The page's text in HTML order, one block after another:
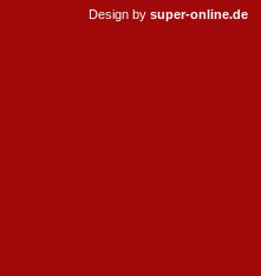
Design by super-online.de